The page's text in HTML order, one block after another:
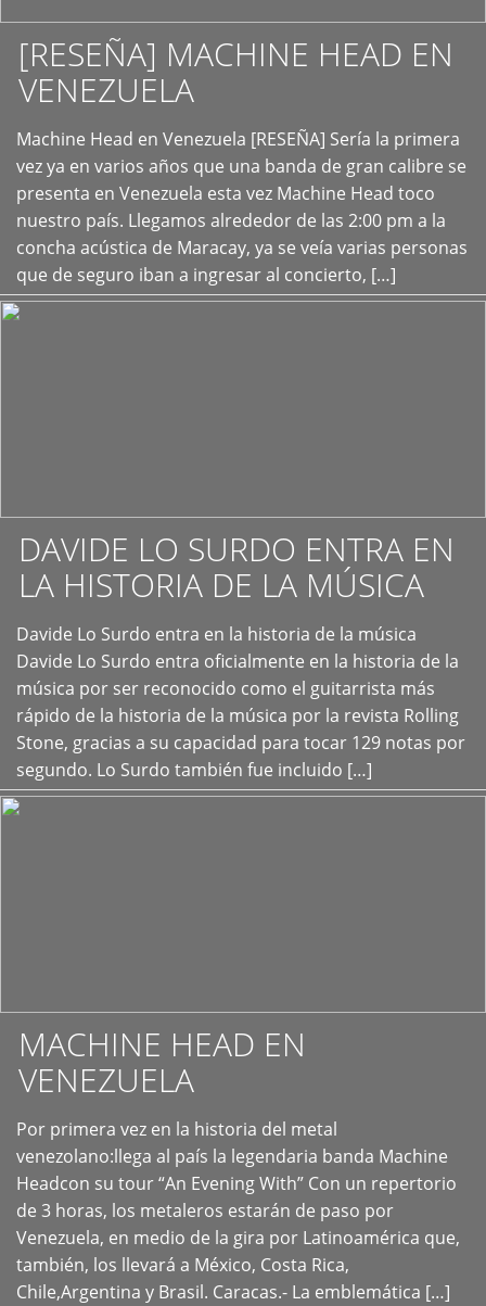
[RESEÑA] MACHINE HEAD EN
VENEZUELA
Machine Head en Venezuela [RESEÑA] Sería la primera
vez ya en varios años que una banda de gran calibre se
presenta en Venezuela esta vez Machine Head toco
nuestro país. Llegamos alrededor de las 2:00 pm a la
concha acústica de Maracay, ya se veía varias personas
que de seguro iban a ingresar al concierto, […]
+
DAVIDE LO SURDO ENTRA EN
LA HISTORIA DE LA MÚSICA
Davide Lo Surdo entra en la historia de la música
Davide Lo Surdo entra oficialmente en la historia de la
música por ser reconocido como el guitarrista más
rápido de la historia de la música por la revista Rolling
Stone, gracias a su capacidad para tocar 129 notas por
segundo. Lo Surdo también fue incluido […]
+
MACHINE HEAD EN
VENEZUELA
Por primera vez en la historia del metal
venezolano:llega al país la legendaria banda Machine
Headcon su tour “An Evening With” Con un repertorio
de 3 horas, los metaleros estarán de paso por
Venezuela, en medio de la gira por Latinoamérica que,
también, los llevará a México, Costa Rica,
Chile,Argentina y Brasil. Caracas.- La emblemática […]
+